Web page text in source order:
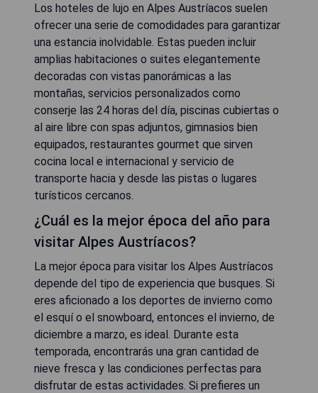
Los hoteles de lujo en Alpes Austríacos suelen
ofrecer una serie de comodidades para garantizar
una estancia inolvidable. Estas pueden incluir
amplias habitaciones o suites elegantemente
decoradas con vistas panorámicas a las
montañas, servicios personalizados como
conserje las 24 horas del día, piscinas cubiertas o
al aire libre con spas adjuntos, gimnasios bien
equipados, restaurantes gourmet que sirven
cocina local e internacional y servicio de
transporte hacia y desde las pistas o lugares
turísticos cercanos.
¿Cuál es la mejor época del año para
visitar Alpes Austríacos?
La mejor época para visitar los Alpes Austríacos
depende del tipo de experiencia que busques. Si
eres aficionado a los deportes de invierno como
el esquí o el snowboard, entonces el invierno, de
diciembre a marzo, es ideal. Durante esta
temporada, encontrarás una gran cantidad de
nieve fresca y las condiciones perfectas para
disfrutar de estas actividades. Si prefieres un